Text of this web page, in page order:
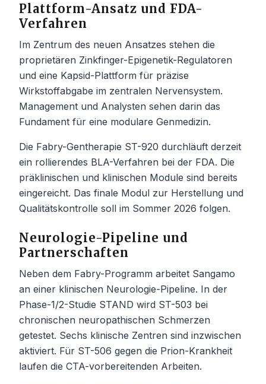
Plattform-Ansatz und FDA-
Verfahren
Im Zentrum des neuen Ansatzes stehen die
proprietären Zinkfinger-Epigenetik-Regulatoren
und eine Kapsid-Plattform für präzise
Wirkstoffabgabe im zentralen Nervensystem.
Management und Analysten sehen darin das
Fundament für eine modulare Genmedizin.
Die Fabry-Gentherapie ST-920 durchläuft derzeit
ein rollierendes BLA-Verfahren bei der FDA. Die
präklinischen und klinischen Module sind bereits
eingereicht. Das finale Modul zur Herstellung und
Qualitätskontrolle soll im Sommer 2026 folgen.
Neurologie-Pipeline und
Partnerschaften
Neben dem Fabry-Programm arbeitet Sangamo
an einer klinischen Neurologie-Pipeline. In der
Phase-1/2-Studie STAND wird ST-503 bei
chronischen neuropathischen Schmerzen
getestet. Sechs klinische Zentren sind inzwischen
aktiviert. Für ST-506 gegen die Prion-Krankheit
laufen die CTA-vorbereitenden Arbeiten.